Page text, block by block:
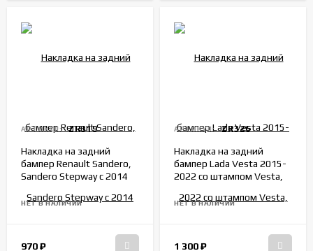
АРТИКУЛ: ZR319
Накладка на задний
бампер Renault Sandero,
Sandero Stepway с 2014
НЕТ В НАЛИЧИИ
970₽
АРТИКУЛ: ZR326
Накладка на задний
бампер Lada Vesta 2015-
2022 со штампом Vesta,
НЕТ В НАЛИЧИИ
1 300₽